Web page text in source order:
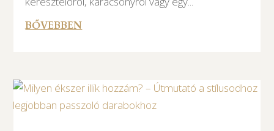
BŐVEBBEN